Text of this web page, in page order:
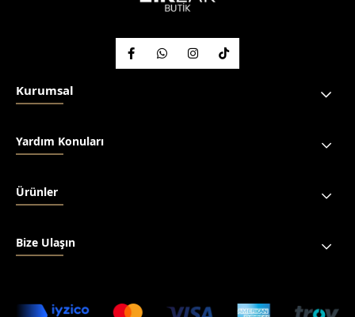
Kurumsal
Yardım Konuları
Ürünler
Bize Ulaşın